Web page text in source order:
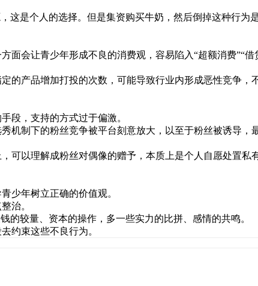
是个人的选择。但是集资购买牛奶，然后倒掉这种行为
会让青少年形成不良的消费观，容易陷入“超额消费”“借
产品增加打投的次数，可能导致行业内形成恶性竞争，
段，支持的方式过于偏激。
制下的粉丝竞争被平台刻意放大，以至于粉丝被诱导，
以理解成粉丝对偶像的赠予，本质上是个人自愿处置私
少年树立正确的价值观。
治。
较量、资本的操作，多一些实力的比拼、感情的共鸣。
约束这些不良行为。